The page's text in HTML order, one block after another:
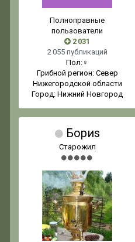
Полноправные
пользователи
2 031
2 055 публикаций
Пол: ♀
Грибной регион: Север
Нижегородской области
Город: Нижний Новгород
Бориs
Старожил